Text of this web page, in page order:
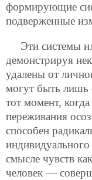
формирующие
подверженные
Эти системы
демонстрируя
удалены от
могут быть лишь
тот момент,
переживания
способен
смысле чувств
человек —